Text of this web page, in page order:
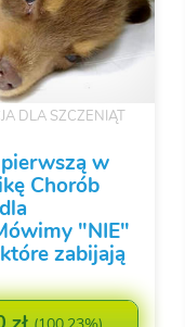
DLA SZCZENIĄT
pierwszą w
Chorób
"NIE"
zabijają